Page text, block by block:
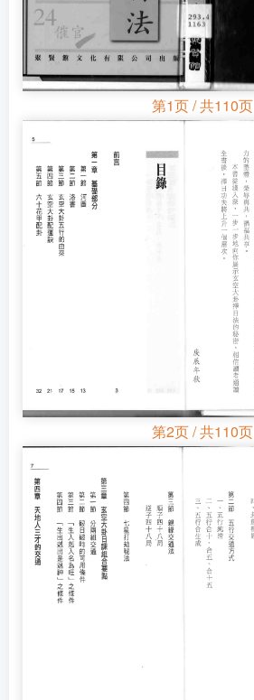
第1页 / 共110页
第2页 / 共110页